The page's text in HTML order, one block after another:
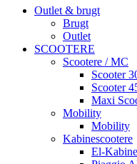
Outlet & brugt
Brugt
Outlet
SCOOTERE
Scootere / MC
Scooter
Scooter
Maxi
Mobility
Mobility
Kabinescootere
El-